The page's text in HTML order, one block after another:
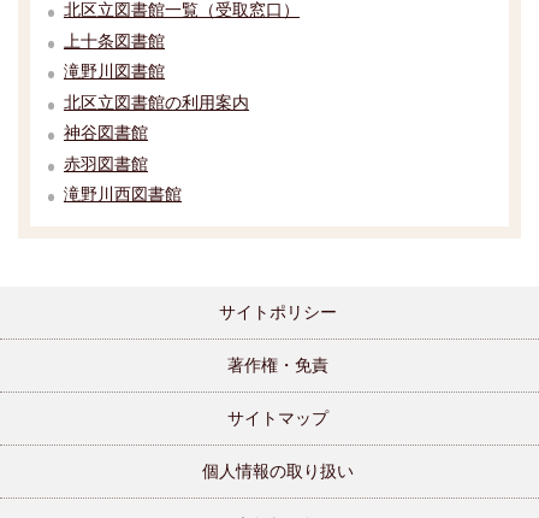
北区立図書館一覧（受取窓口）
上十条図書館
滝野川図書館
北区立図書館の利用案内
神谷図書館
赤羽図書館
滝野川西図書館
サイトポリシー
著作権・免責
サイトマップ
個人情報の取り扱い